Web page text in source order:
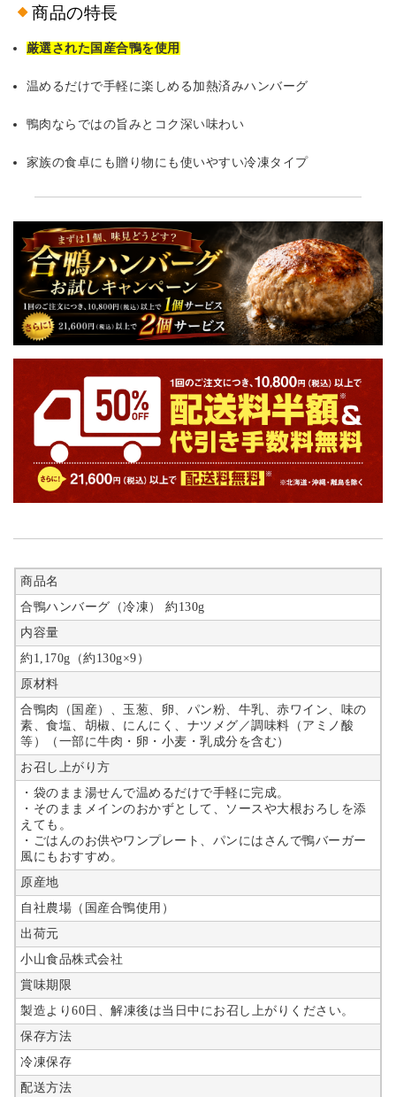
商品の特長
厳選された国産合鴨を使用
温めるだけで手軽に楽しめる加熱済みハンバーグ
鴨肉ならではの旨みとコク深い味わい
家族の食卓にも贈り物にも使いやすい冷凍タイプ
商品名
合鴨ハンバーグ（冷凍） 約130g
内容量
約1,170g（約130g×9）
原材料
合鴨肉（国産）、玉葱、卵、パン粉、牛乳、赤ワイン、味の
素、食塩、胡椒、にんにく、ナツメグ／調味料（アミノ酸
等）（一部に牛肉・卵・小麦・乳成分を含む）
お召し上がり方
・袋のまま湯せんで温めるだけで手軽に完成。
・そのままメインのおかずとして、ソースや大根おろしを添
えても。
・ごはんのお供やワンプレート、パンにはさんで鴨バーガー
風にもおすすめ。
原産地
自社農場（国産合鴨使用）
出荷元
小山食品株式会社
賞味期限
製造より60日、解凍後は当日中にお召し上がりください。
保存方法
冷凍保存
配送方法